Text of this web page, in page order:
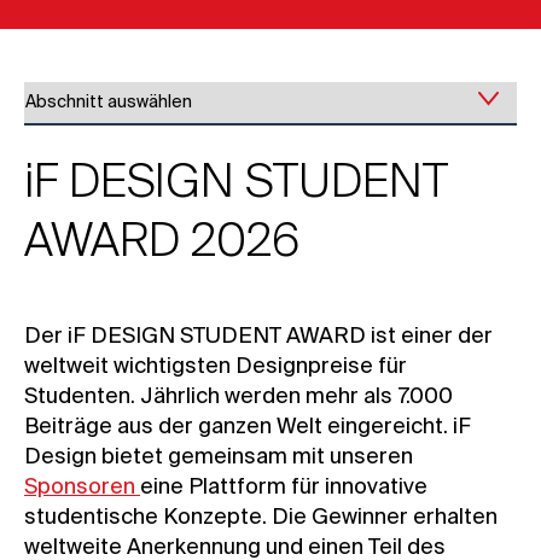
iF DESIGN STUDENT
AWARD 2026
Der iF DESIGN STUDENT AWARD ist einer der
weltweit wichtigsten Designpreise für
Studenten. Jährlich werden mehr als 7.000
Beiträge aus der ganzen Welt eingereicht. iF
Design bietet gemeinsam mit unseren
Sponsoren eine Plattform für innovative
studentische Konzepte. Die Gewinner erhalten
weltweite Anerkennung und einen Teil des